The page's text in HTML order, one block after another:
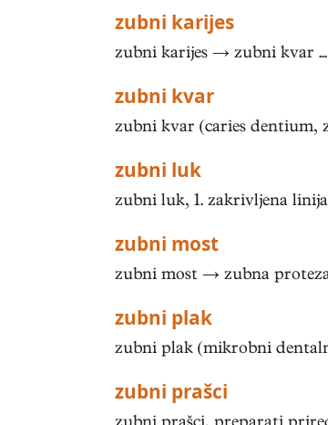
zubni karijes
zubni karijes → zubni kvar ...
zubni kvar
zubni kvar (caries dentium,
zubni luk
zubni luk, 1. zakrivljena
zubni most
zubni most → zubna proteza
zubni plak
zubni plak (mikrobni
zubni prašci